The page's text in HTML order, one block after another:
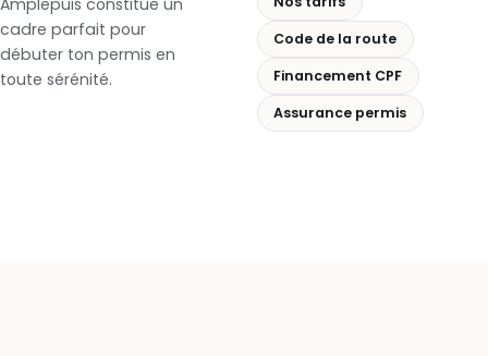
Amplepuis constitue un
cadre parfait pour
débuter ton permis en
toute sérénité.
Code de la route
Financement CPF
Assurance permis